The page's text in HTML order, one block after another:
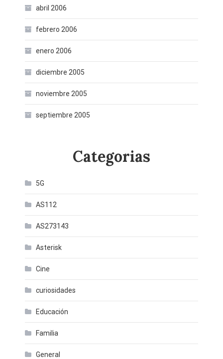
abril 2006
febrero 2006
enero 2006
diciembre 2005
noviembre 2005
septiembre 2005
Categorias
5G
AS112
AS273143
Asterisk
Cine
curiosidades
Educación
Familia
General